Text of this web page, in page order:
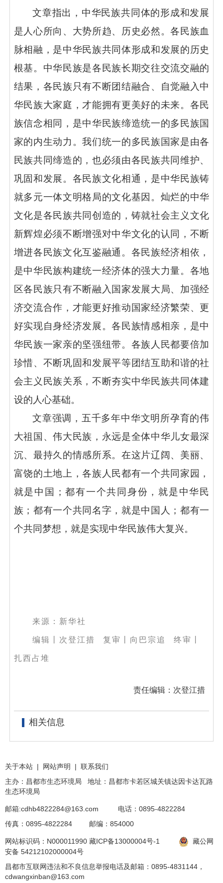
文章指出，中华民族共同体的形成和发展
是人心所向、大势所趋、历史必然。各民族血
脉相融，是中华民族共同体形成和发展的历史
根基。中华民族是各民族长期交往交流交融的
结果，各民族只有不断团结融合、自觉融入中
华民族大家庭，才能拥有更美好的未来。各民
族信念相同，是中华民族缔造统一的多民族国
家的内生动力。我们统一的多民族国家是由各
民族共同缔造的，也必须由各民族共同维护、
巩固和发展。各民族文化相通，是中华民族铸
就多元一体文明格局的文化基因。灿烂的中华
文化是各民族共同创造的，铸就社会主义文化
新辉煌必须不断增强对中华文化的认同，不断
增进各民族文化互鉴融通。各民族经济相依，
是中华民族构建统一经济体的强大力量。各地
区各民族只有不断融入国家发展大局、加强经
济交流合作，才能更好推动国家经济繁荣、更
好实现自身经济发展。各民族情感相亲，是中
华民族一家亲的坚强纽带。各族人民都要倍加
珍惜、不断巩固和发展平等团结互助和谐的社
会主义民族关系，不断夯实中华民族共同体建
设的人心基础。
文章强调，五千多年中华文明所孕育的伟
大祖国、伟大民族，永远是全体中华儿女最深
沉、最持久的情感所系。在这片辽阔、美丽、
富饶的土地上，各族人民都有一个共同家园，
就是中国；都有一个共同身份，就是中华民
族；都有一个共同名字， 就是中国 人；都有一
个共同梦想，就是实现中华民族伟大复兴。
来源：新华社
编辑丨次登江措 复审丨向巴宗追 终审丨
扎西占堆
责任编辑：次登江措
相关信息
关于本站 | 网站声明 | 联系我们
主办：昌都市生态环境局 地址：昌都市卡若区城关镇达因卡达瓦路
生态环境局
邮箱:cdhb4822284@163.com
电话：0895-4822284
传真：0895-4822284
邮编：854000
网站标识码：N000011990 藏ICP备13000004号-1
藏公网
安备 54212102000004号
昌都市互联网违法和不良信息举报电话及邮箱：0895-4831144，
cdwangxinban@163.com